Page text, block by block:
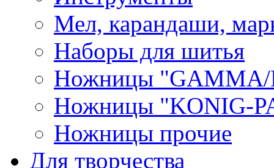
Мел, карандаши,
Наборы для шитья
Ножницы "GAMMA/
Ножницы "KONIG-
Ножницы прочие
Для творчества